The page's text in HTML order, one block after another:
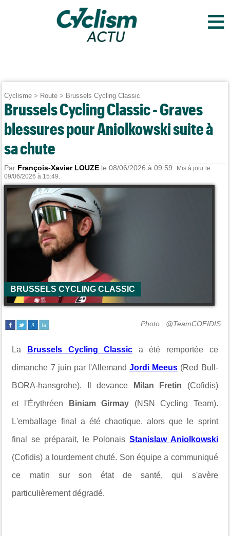
≡
Cyclisme > Route > Brussels Cycling Classic
Brussels Cycling Classic - Graves
blessures pour Aniolkowski suite à
sa chute
Par François-Xavier LOUZE le 08/06/2026 à 09:59.
Mis à jour le
09/06/2026 à 15:49.
BRUSSELS CYCLING CLASSIC
Photo : @TeamCOFIDIS
La Brussels Cycling Classic a été remportée ce
dimanche 7 juin par l'AllemandJordi Meeus (Red Bull-
BORA-hansgrohe). Il devance Milan Fretin (Cofidis)
et l'Érythréen Biniam Girmay (NSN Cycling Team).
L'emballage final a été chaotique. alors que le sprint
final se préparait, le Polonais Stanislaw Aniolkowski
(Cofidis) a lourdement chuté. Son équipe a communiqué
ce matin sur son état de santé, qui s'avère
particulièrement dégradé.